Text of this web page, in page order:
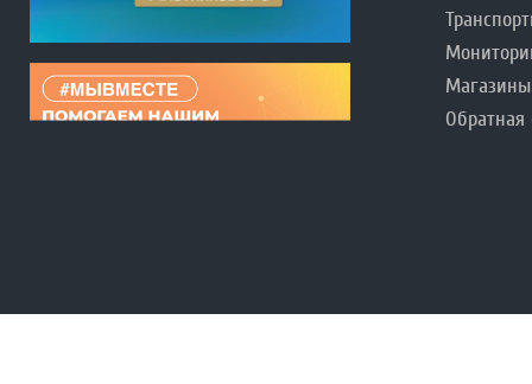
Магазины
Обратная